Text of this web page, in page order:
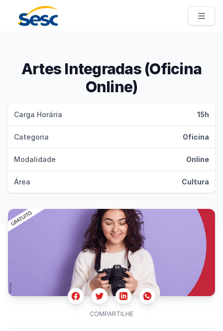
Sesc Pernambuco
Artes Integradas (Oficina
Online)
Carga Horária 15h
Categoria Oficina
Modalidade Online
Área Cultura
FacebookTwitterLinkedinWhatsapp
COMPARTILHE